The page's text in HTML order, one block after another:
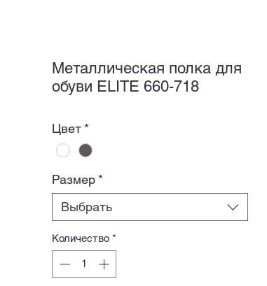
Металлическая полка для
обуви ELITE 660-718
Цвет *
Размер *
Выбрать
Количество *